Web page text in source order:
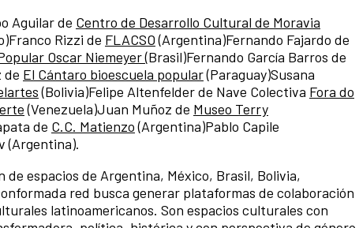
Aguilar de Centro de Desarrollo Cultural de Moravia
Rizzi de FLACSO(Argentina)Fernando Fajardo de
Oscar Niemeyer (Brasil)Fernando García Barros de
de El Cántaro bioescuela popular(Paraguay)Susana
(Bolivia)Felipe Altenfelder de Nave Colectiva Fora do
(Venezuela)Juan Muñoz de Museo Terry
de C.C. Matienzo(Argentina)Pablo Capile
(Argentina).
de espacios de Argentina, México, Brasil, Bolivia,
red busca generar plataformas de colaboración
latinoamericanos. Son espacios culturales con